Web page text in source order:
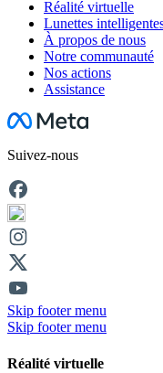
Réalité virtuelle
Lunettes
À propos de nous
Notre communauté
Nos actions
Assistance
Facebook
Suivez-nous
Skip footer menu
Skip footer menu
Réalité virtuelle